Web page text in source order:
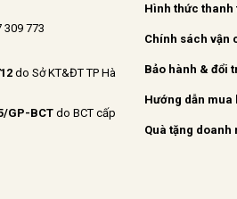
309 773
do Sở KT&ĐT TP Hà
GP-BCT do BCT cấp
Hình thức thanh
Chính sách vận
Bảo hành & đổi
Hướng dẫn mua
Quà tặng doanh